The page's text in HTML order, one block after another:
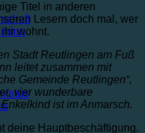
Titel in anderen
Lesern doch mal, wer
wohnt.
Stadt Reutlingen am Fuß
leitet zusammen mit
Gemeinde Reutlingen“,
vier wunderbare
ist im Anmarsch.
deine Hauptbeschäftigung.